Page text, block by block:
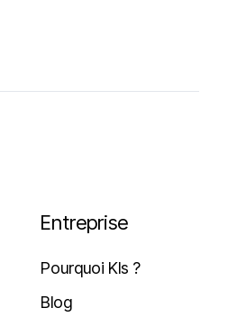
Entreprise
Pourquoi Kls ?
Blog